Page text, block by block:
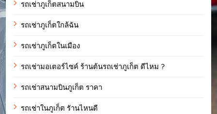
รถเช่าภูเก็ตสนามบิน
รถเช่าภูเก็ตใกล้ฉัน
รถเช่าภูเก็ตในเมือง
รถเช่ามอเตอร์ไซค์ ร้านต้นรถเช่าภูเก็ต ดีไหม ?
รถเช่าสนามบินภูเก็ต ราคา
รถเช่าในภูเก็ต รัานไหนดี